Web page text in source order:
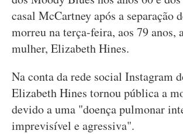
casal McCartney após a separação
morreu na terça-feira, aos 79 anos,
mulher, Elizabeth Hines.
Na conta da rede social Instagram
Elizabeth Hines tornou pública a
devido a uma "doença pulmonar
imprevisível e agressiva".